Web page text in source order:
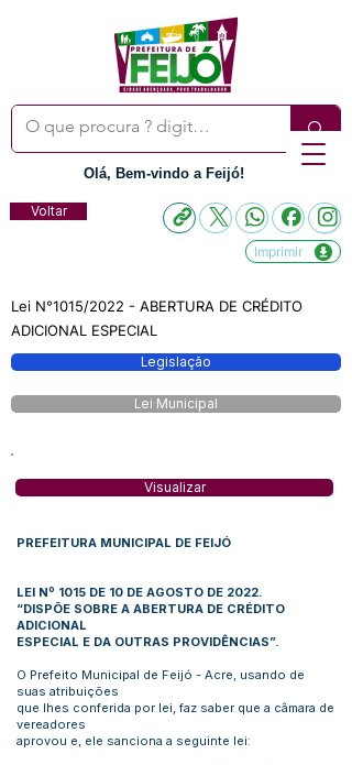
Olá, Bem-vindo a Feijó!
Voltar
Imprimir
Lei N°1015/2022 - ABERTURA DE CRÉDITO
ADICIONAL ESPECIAL
Legislação
Lei Municipal
Visualizar
PREFEITURA MUNICIPAL DE FEIJÓ
LEI Nº 1015 DE 10 DE AGOSTO DE 2022.
“DISPÕE SOBRE A ABERTURA DE CRÉDITO
ADICIONAL
ESPECIAL E DA OUTRAS PROVIDÊNCIAS”.
O Prefeito Municipal de Feijó - Acre, usando de
suas atribuições
que lhes conferida por lei, faz saber que a câmara de
vereadores
aprovou e, ele sanciona a seguinte lei: